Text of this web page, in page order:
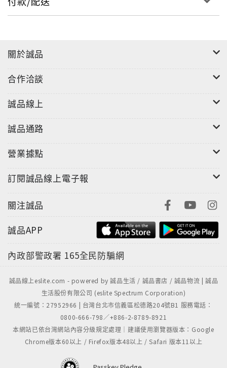
關於誠品
合作洽談
誠品線上
誠品通路
營業據點
訂閱誠品線上電子報
關注誠品
誠品APP
內政部警政署 165全民防騙網
誠品線上eslite.com - powered by 誠品生活 / 誠品書店 / 誠品物流 | 誠品
生活股份有限公司 (eslite Spectrum Corporation)
統一編號：27952966 | 台灣台北市信義區松德路204號B1 服務電話：
0800-666-798／+886-2-8789-8921
本網站已依台灣網站內容分級規定處理｜建議使用瀏覽器版本：Google
Chrome版本60以上 / Firefox版本48以上 / Safari 版本11以上